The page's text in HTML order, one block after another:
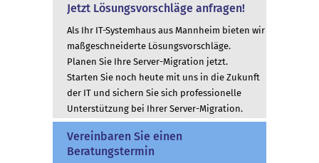
Jetzt Lösungsvorschläge anfragen!
Als Ihr IT-Systemhaus aus Mannheim bieten wir
maßgeschneiderte Lösungsvorschläge.
Planen Sie Ihre Server-Migration jetzt.
Starten Sie noch heute mit uns in die Zukunft
der IT und sichern Sie sich professionelle
Unterstützung bei Ihrer Server-Migration.
Vereinbaren Sie einen
Beratungstermin